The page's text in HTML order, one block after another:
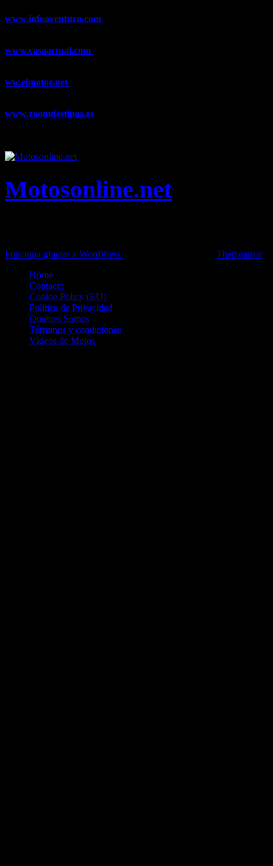
www.infoaventura.com
www.casaactual.com
ww.elmotor.net
www.zoomdestinos.es
Motosonline.net
Funciona gracias a WordPress
Themeansar.
Home
Contacto
Cookie Policy (EU)
Política de Privacidad
Quienes Somos
Términos y condiciones
Vídeos de Motos